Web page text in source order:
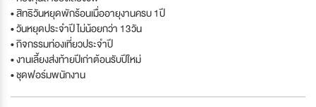
• สิทธิวันหยุดพักร้อนเมื่ออายุงานครบ 1ปี
• วันหยุดประจำปี ไม่น้อยกว่า 13วัน
• กิจกรรมท่องเที่ยวประจำปี
• งานเลี้ยงส่งท้ายปีเก่าต้อนรับปีใหม่
• ชุดฟอร์มพนักงาน